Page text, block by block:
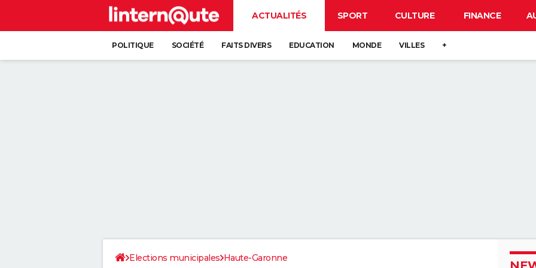
ACTUALITÉS SPORT CULTURE FINANCE
POLITIQUE SOCIÉTÉ FAITS DIVERS EDUCATION MONDE VILLES +
Elections municipales Haute-Garonne